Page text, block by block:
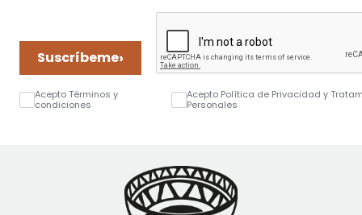
Suscríbeme›
Acepto Términos y
condiciones
Acepto Política de Privacidad y
Personales